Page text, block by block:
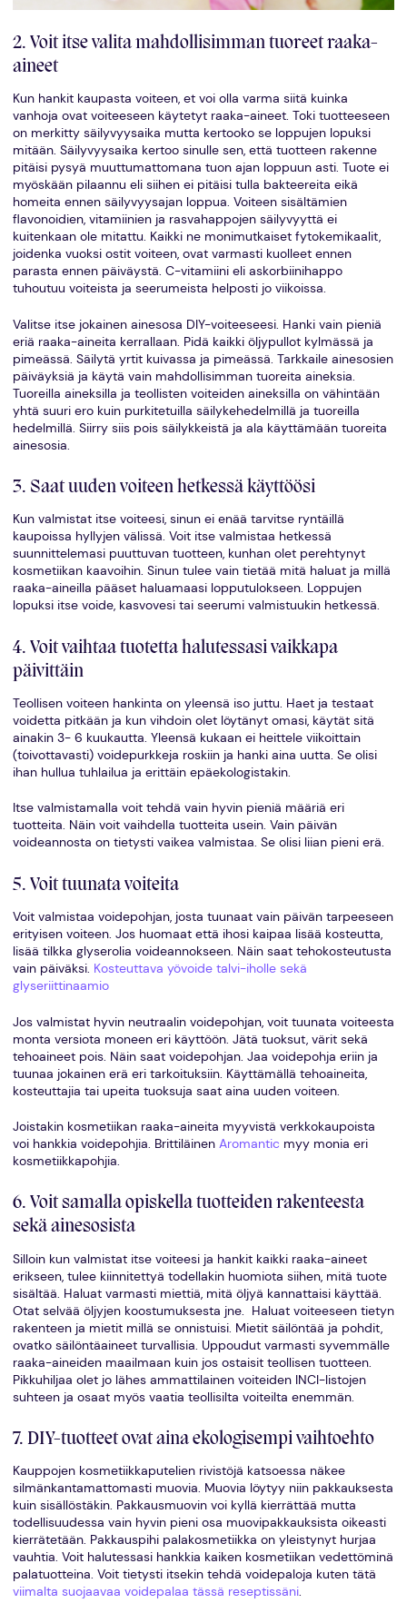
2. Voit itse valita mahdollisimman tuoreet raaka-
aineet
Kun hankit kaupasta voiteen, et voi olla varma siitä kuinka
vanhoja ovat voiteeseen käytetyt raaka-aineet. Toki tuotteeseen
on merkitty säilyvyysaika mutta kertooko se loppujen lopuksi
mitään. Säilyvyysaika kertoo sinulle sen, että tuotteen rakenne
pitäisi pysyä muuttumattomana tuon ajan loppuun asti. Tuote ei
myöskään pilaannu eli siihen ei pitäisi tulla bakteereita eikä
homeita ennen säilyvyysajan loppua. Voiteen sisältämien
flavonoidien, vitamiinien ja rasvahappojen säilyvyyttä ei
kuitenkaan ole mitattu. Kaikki ne monimutkaiset fytokemikaalit,
joidenka vuoksi ostit voiteen, ovat varmasti kuolleet ennen
parasta ennen päiväystä. C-vitamiini eli askorbiinihappo
tuhoutuu voiteista ja seerumeista helposti jo viikoissa.
Valitse itse jokainen ainesosa DIY-voiteeseesi. Hanki vain pieniä
eriä raaka-aineita kerrallaan. Pidä kaikki öljypullot kylmässä ja
pimeässä. Säilytä yrtit kuivassa ja pimeässä. Tarkkaile ainesosien
päiväyksiä ja käytä vain mahdollisimman tuoreita aineksia.
Tuoreilla aineksilla ja teollisten voiteiden aineksilla on vähintään
yhtä suuri ero kuin purkitetuilla säilykehedelmillä ja tuoreilla
hedelmillä. Siirry siis pois säilykkeistä ja ala käyttämään tuoreita
ainesosia.
3. Saat uuden voiteen hetkessä käyttöösi
Kun valmistat itse voiteesi, sinun ei enää tarvitse ryntäillä
kaupoissa hyllyjen välissä. Voit itse valmistaa hetkessä
suunnittelemasi puuttuvan tuotteen, kunhan olet perehtynyt
kosmetiikan kaavoihin. Sinun tulee vain tietää mitä haluat ja millä
raaka-aineilla pääset haluamaasi lopputulokseen. Loppujen
lopuksi itse voide, kasvovesi tai seerumi valmistuukin hetkessä.
4. Voit vaihtaa tuotetta halutessasi vaikkapa
päivittäin
Teollisen voiteen hankinta on yleensä iso juttu. Haet ja testaat
voidetta pitkään ja kun vihdoin olet löytänyt omasi, käytät sitä
ainakin 3- 6 kuukautta. Yleensä kukaan ei heittele viikoittain
(toivottavasti) voidepurkkeja roskiin ja hanki aina uutta. Se olisi
ihan hullua tuhlailua ja erittäin epäekologistakin.
Itse valmistamalla voit tehdä vain hyvin pieniä määriä eri
tuotteita. Näin voit vaihdella tuotteita usein. Vain päivän
voideannosta on tietysti vaikea valmistaa. Se olisi liian pieni erä.
5. Voit tuunata voiteita
Voit valmistaa voidepohjan, josta tuunaat vain päivän tarpeeseen
erityisen voiteen. Jos huomaat että ihosi kaipaa lisää kosteutta,
lisää tilkka glyserolia voideannokseen. Näin saat tehokosteutusta
vain päiväksi. Kosteuttava yövoide talvi-iholle sekä
glyseriittinaamio
Jos valmistat hyvin neutraalin voidepohjan, voit tuunata voiteesta
monta versiota moneen eri käyttöön. Jätä tuoksut, värit sekä
tehoaineet pois. Näin saat voidepohjan. Jaa voidepohja eriin ja
tuunaa jokainen erä eri tarkoituksiin. Käyttämällä tehoaineita,
kosteuttajia tai upeita tuoksuja saat aina uuden voiteen.
Joistakin kosmetiikan raaka-aineita myyvistä verkkokaupoista
voi hankkia voidepohjia. Brittiläinen Aromantic myy monia eri
kosmetiikkapohjia.
6. Voit samalla opiskella tuotteiden rakenteesta
sekä ainesosista
Silloin kun valmistat itse voiteesi ja hankit kaikki raaka-aineet
erikseen, tulee kiinnitettyä todellakin huomiota siihen, mitä tuote
sisältää. Haluat varmasti miettiä, mitä öljyä kannattaisi käyttää.
Otat selvää öljyjen koostumuksesta jne. Haluat voiteeseen tietyn
rakenteen ja mietit millä se onnistuisi. Mietit säilöntää ja pohdit,
ovatko säilöntäaineet turvallisia. Uppoudut varmasti syvemmälle
raaka-aineiden maailmaan kuin jos ostaisit teollisen tuotteen.
Pikkuhiljaa olet jo lähes ammattilainen voiteiden INCI-listojen
suhteen ja osaat myös vaatia teollisilta voiteilta enemmän.
7. DIY-tuotteet ovat aina ekologisempi vaihtoehto
Kauppojen kosmetiikkaputelien rivistöjä katsoessa näkee
silmänkantamattomasti muovia. Muovia löytyy niin pakkauksesta
kuin sisällöstäkin. Pakkausmuovin voi kyllä kierrättää mutta
todellisuudessa vain hyvin pieni osa muovipakkauksista oikeasti
kierrätetään. Pakkauspihi palakosmetiikka on yleistynyt hurjaa
vauhtia. Voit halutessasi hankkia kaiken kosmetiikan vedettöminä
palatuotteina. Voit tietysti itsekin tehdä voidepaloja kuten tätä
viimalta suojaavaa voidepalaa tässä reseptissäni.